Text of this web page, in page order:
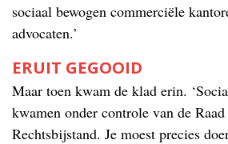
sociaal bewogen commerciële
advocaten.’
ERUIT GEGOOID
Maar toen kwam de klad erin.
kwamen onder controle van de
Rechtsbijstand. Je moest precies